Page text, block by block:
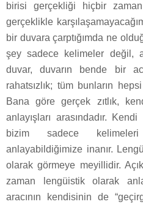
birisi gerçekliği hiçbir zaman
gerçeklikle
bir duvara çarptığımda ne
şey sadece kelimeler değil,
duvar, duvarın bende bir
rahatsızlık; tüm bunların
Bana göre gerçek zıtlık,
anlayışları arasındadır.
bizim sadece
anlayabildiğimize inanır.
olarak görmeye meyillidir.
zaman lengüistik olarak
aracının kendisinin de